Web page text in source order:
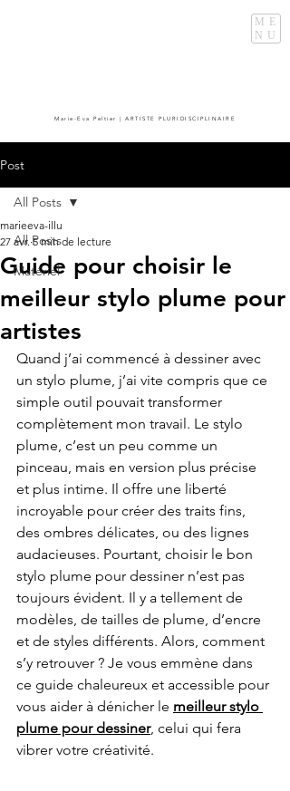
ME
NU
Marie-Eva Peltier | ARTISTE PLURIDISCIPLINAIRE
Post
All Posts
Matériel
All Posts
Guide pour choisir le
meilleur stylo plume pour
artistes
marieeva-illu
27 avr. 5 min de lecture
Quand j’ai commencé à dessiner avec
un stylo plume, j’ai vite compris que ce
simple outil pouvait transformer
complètement mon travail. Le stylo
plume, c’est un peu comme un
pinceau, mais en version plus précise
et plus intime. Il offre une liberté
incroyable pour créer des traits fins,
des ombres délicates, ou des lignes
audacieuses. Pourtant, choisir le bon
stylo plume pour dessiner n’est pas
toujours évident. Il y a tellement de
modèles, de tailles de plume, d’encre
et de styles différents. Alors, comment
s’y retrouver ? Je vous emmène dans
ce guide chaleureux et accessible pour
vous aider à dénicher le meilleur stylo
plume pour dessiner, celui qui fera
vibrer votre créativité.